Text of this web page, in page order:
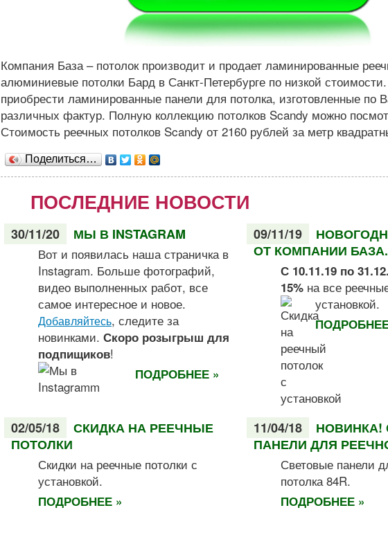
Компания База – потолок производит и продает ламинированные
алюминиевые потолки Бард в Санкт-Петербурге по низкой
приобрести ламинированные панели для потолка, изготовленные
различных фактур. Полную коллекцию потолков Scandy можно
Стоимость реечных потолков Scandy от 2160 рублей за метр
Поделиться…
ПОСЛЕДНИЕ НОВОСТИ
30/11/20 МЫ В INSTAGRAM
Вот и появилась наша страничка в
Instagram. Больше фотографий,
видео выполненных работ, все
самое интересное и новое.
Добавляйтесь, следите за
новинками. Скоро розыгрыш для
подпищиков!
ПОДРОБНЕЕ »
09/11/19
ОТ КОМПАНИИ БАЗА.
С 10.11.19 по
15% на все
установкой.
02/05/18
СКИДКА НА РЕЕЧНЫЕ
ПОТОЛКИ
Скидки на реечные потолки с
установкой.
ПОДРОБНЕЕ »
11/04/18
ПАНЕЛИ ДЛЯ
Световые панели
потолка 84R.
ПОДРОБНЕЕ »